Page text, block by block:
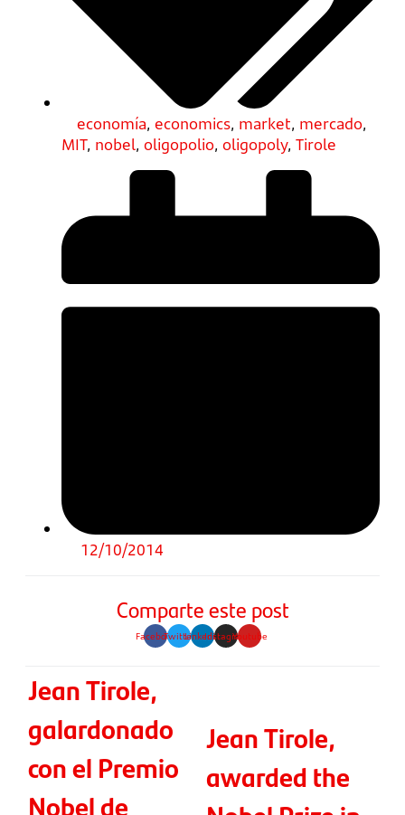
economía, economics, market, mercado,
MIT, nobel, oligopolio, oligopoly, Tirole
12/10/2014
Comparte este post
FacebookTwitterLinkedinInstagramYoutube
Jean Tirole,
galardonado
con el Premio
Nobel de
Jean Tirole,
awarded the